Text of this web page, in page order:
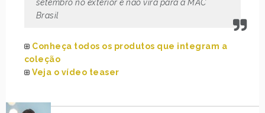
setembro no exterior e não virá para a MAC
Brasil
Conheça todos os produtos que integram a
coleção
Veja o vídeo teaser